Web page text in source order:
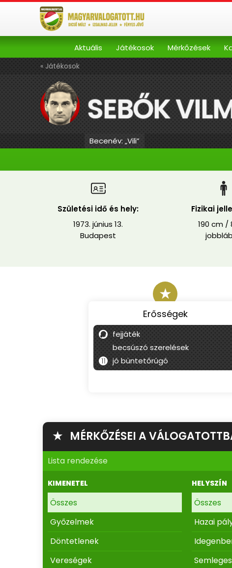
Aktuális Játékosok Mérkőzések
« Játékosok
SEBŐK
Becenév: „Vili”
Születési idő és hely:
1973. június 13.
Budapest
Fizikai
190 cm /
★
Erősségek
fejjáték
becsúszó szerelések
jó büntetőrúgó
★ MÉRKŐZÉSEI A
Lista rendezése
KIMENETEL
Összes
Győzelmek
Döntetlenek
Vereségek
HELYSZÍN
Összes
Hazai